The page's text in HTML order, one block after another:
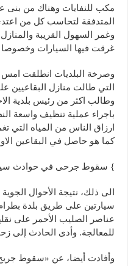
مكب للنفايات وهناك من بنى
المتدفقة لتحاسب كل من
وغمر السهول القريبة
غرقت فيها السيارات
وصرخة البلديات انطلقت امس
التي طالت منازل البقاعيين
وطالب اكثر من رئيس بلدية
باجراء عملية تنظيف واسعة
ارزاق الناس من المياه التي
كما هو حاصل في البقاعين
} سقوط جرحى في حوادث
سيارتين على طريق بلدة
عناصر الصليب الأحمر على
للمعالجة. وأدى الحادث إلى
وأفادت أيضا، عن «سقوط